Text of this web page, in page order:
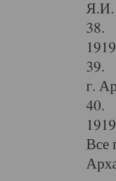
Я.И.
38.
39.
г.
40.
Все